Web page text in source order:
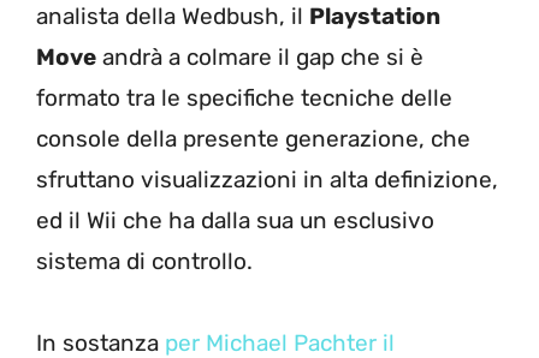
analista della Wedbush, il Playstation
Move andrà a colmare il gap che si è
formato tra le specifiche tecniche delle
console della presente generazione, che
sfruttano visualizzazioni in alta definizione,
ed il Wii che ha dalla sua un esclusivo
sistema di controllo.
In sostanza per Michael Pachter il